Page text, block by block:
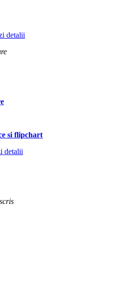
detalii
si flipchart
detalii